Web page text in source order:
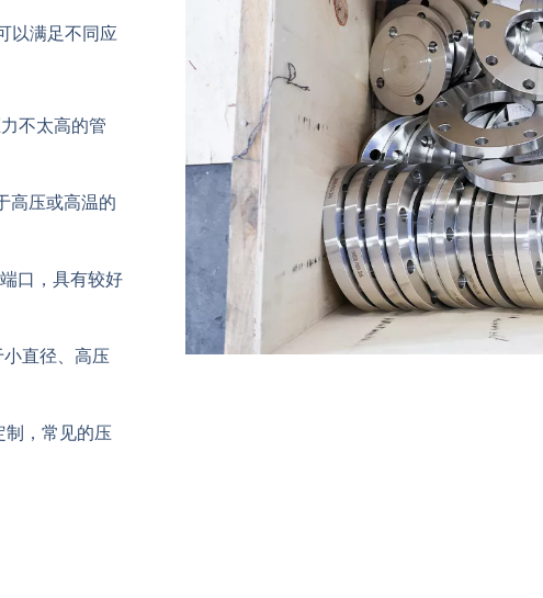
以满足不同应
不太高的管
高压或高温的
口，具有较好
直径、高压
制，常见的压